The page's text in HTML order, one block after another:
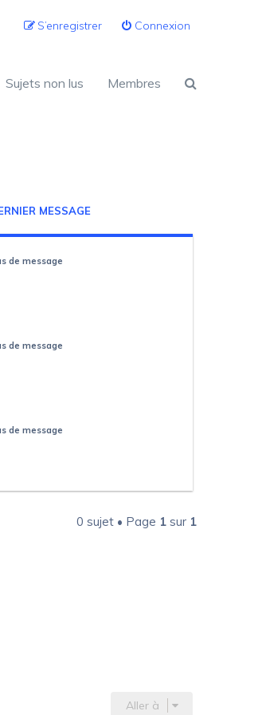
Connexion
S’enregistrer
Sujets non lus Membres
MESSAGE
de message
de message
de message
0 sujet • Page 1sur 1
Aller à